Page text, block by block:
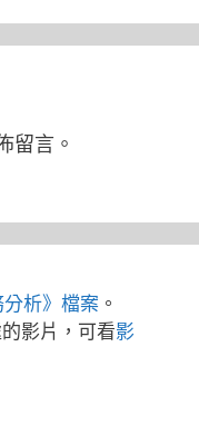
留言。
析》檔案 。
影片，可看影